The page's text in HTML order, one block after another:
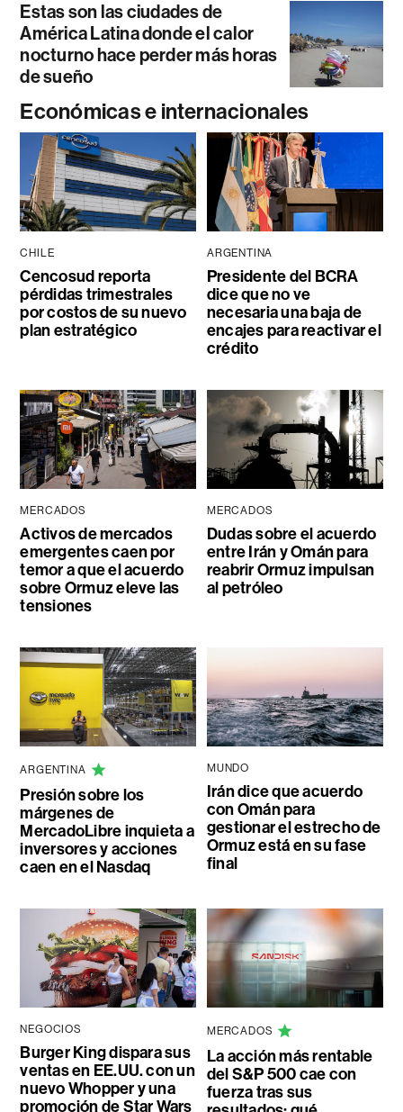
Estas son las ciudades de
América Latina donde el calor
nocturno hace perder más horas
de sueño
Económicas e internacionales
CHILE
Cencosud reporta
pérdidas trimestrales
por costos de su nuevo
plan estratégico
ARGENTINA
Presidente del BCRA
dice que no ve
necesaria una baja de
encajes para reactivar el
crédito
MERCADOS
Activos de mercados
emergentes caen por
temor a que el acuerdo
sobre Ormuz eleve las
tensiones
MERCADOS
Dudas sobre el acuerdo
entre Irán y Omán para
reabrir Ormuz impulsan
al petróleo
ARGENTINA
Presión sobre los
márgenes de
MercadoLibre inquieta a
inversores y acciones
caen en el Nasdaq
MUNDO
Irán dice que acuerdo
con Omán para
gestionar el estrecho de
Ormuz está en su fase
final
NEGOCIOS
Burger King dispara sus
ventas en EE.UU. con un
nuevo Whopper y una
promoción de Star Wars
MERCADOS
La acción más rentable
del S&P 500 cae con
fuerza tras sus